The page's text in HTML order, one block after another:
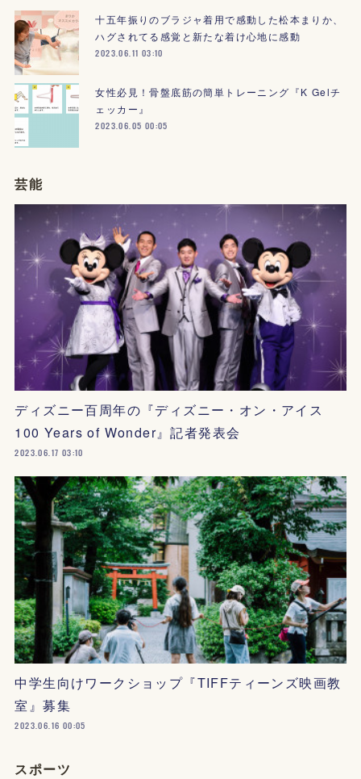
十五年振りのブラジャ着用で感動した松本まりか、
ハグされてる感覚と新たな着け心地に感動
2023.06.11 03:10
女性必見！骨盤底筋の簡単トレーニング『K Gelチ
ェッカー』
2023.06.05 00:05
芸能
ディズニー百周年の『ディズニー・オン・アイス
100 Years of Wonder』記者発表会
2023.06.17 03:10
中学生向けワークショップ『TIFFティーンズ映画教
室』募集
2023.06.16 00:05
スポーツ